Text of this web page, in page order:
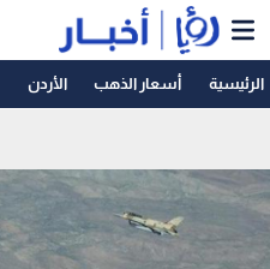
الرئيسية أسعار الذهب الأردن